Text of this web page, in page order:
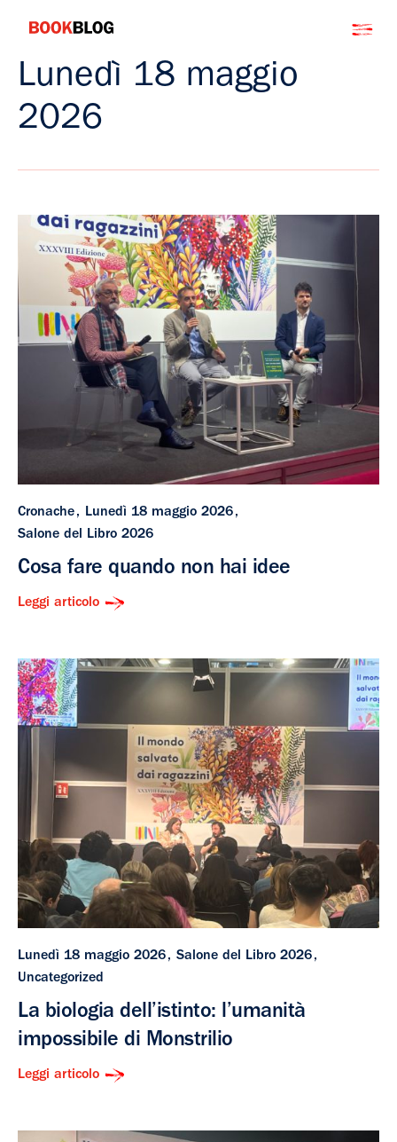
contenuto
Bookblog
Lunedì 18 maggio
2026
Cronache
Lunedì 18 maggio 2026
Salone del Libro 2026
Cosa fare quando non hai idee
Leggi articolo
Lunedì 18 maggio 2026
Salone del Libro 2026
Uncategorized
La biologia dell’istinto: l’umanità
impossibile di Monstrilio
Leggi articolo